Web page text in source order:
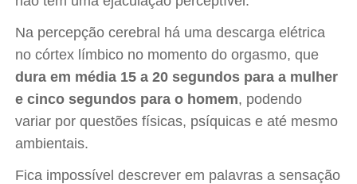
Na percepção cerebral há uma descarga elétrica
no córtex límbico no momento do orgasmo, que
dura em média 15 a 20 segundos para a mulher
e cinco segundos para o homem, podendo
variar por questões físicas, psíquicas e até mesmo
ambientais.
Fica impossível descrever em palavras a sensação